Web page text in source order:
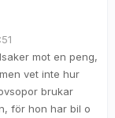
mot en peng,
vet inte hur
brukar
för hon har bil o